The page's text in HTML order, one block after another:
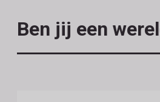
Ben jij een